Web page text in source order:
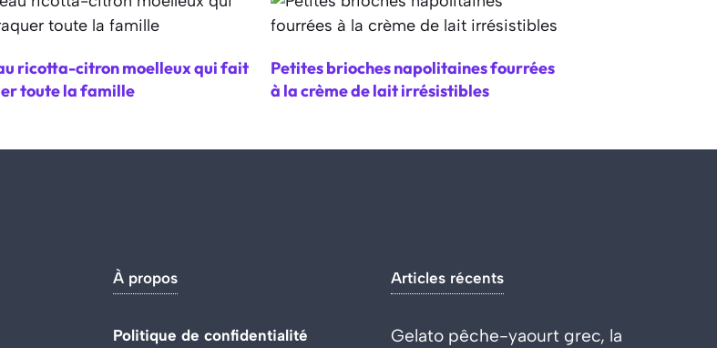
ricotta-citron moelleux qui fait
toute la famille
Petites brioches napolitaines fourrées
à la crème de lait irrésistibles
À propos
Politique de confidentialité
Articles récents
Gelato pêche-yaourt grec, la